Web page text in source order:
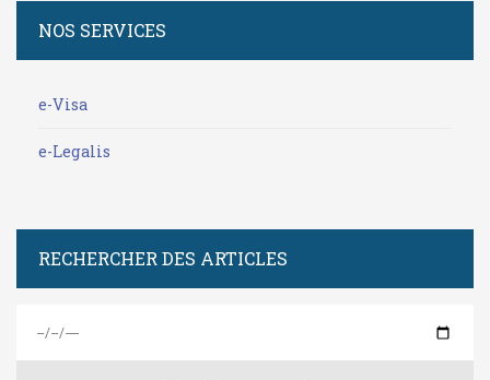
NOS SERVICES
e-Visa
e-Legalis
RECHERCHER DES ARTICLES